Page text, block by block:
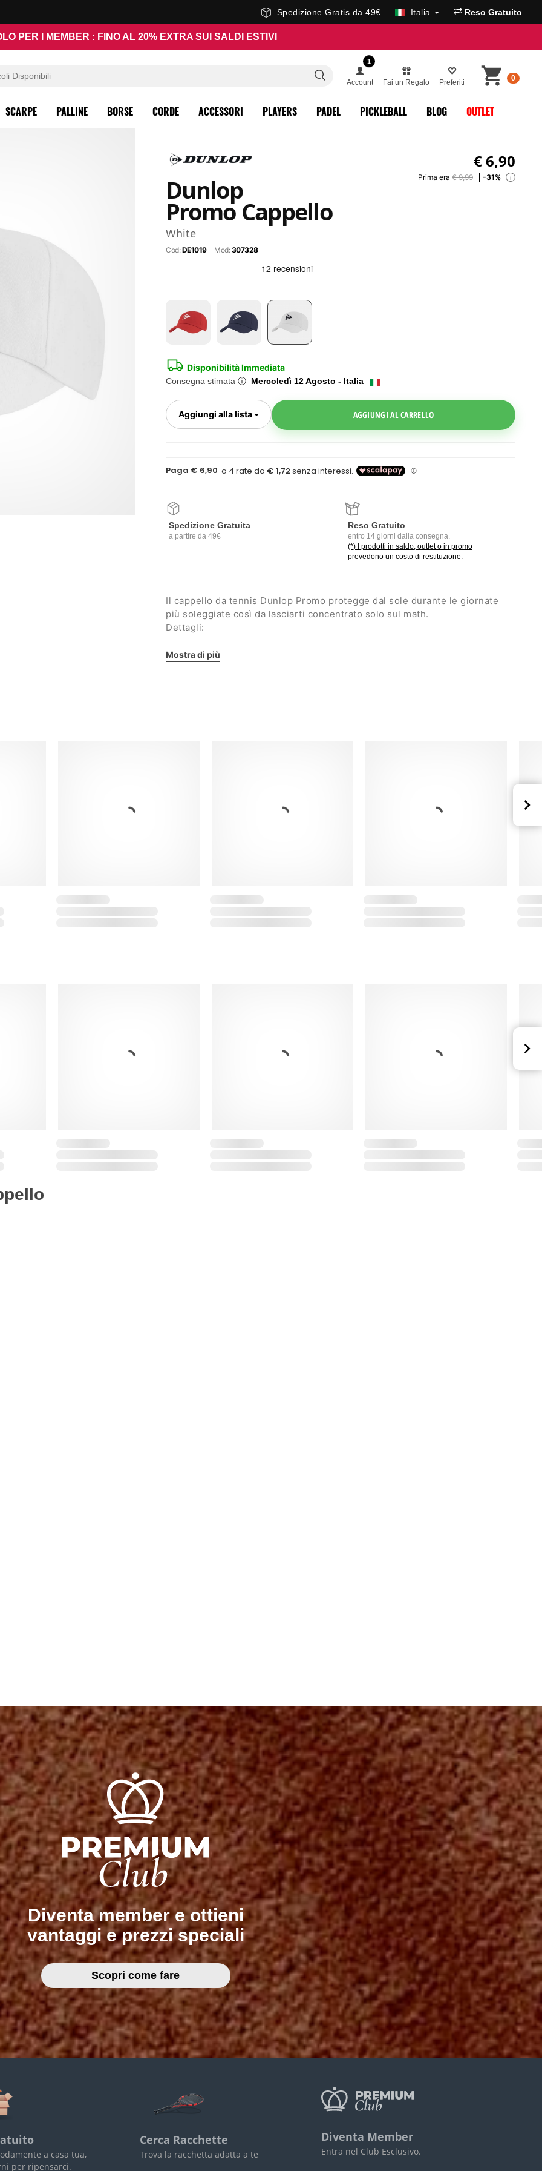
Spedizione Gratis da 49€ Italia Reso Gratuito
PER I MEMBER : FINO AL 20% EXTRA SUI SALDI ESTIVI
1
Account Fai un Regalo Preferiti 0
SCARPE PALLINE BORSE CORDE ACCESSORI PLAYERS PADEL PICKLEBALL BLOG OUTLET
Dunlop
Promo Cappello
White
Cod:DE1019Mod:307328
€6,90
Prima era € 9,99 -31% i
Disponibilità Immediata
Consegna stimata ⓘ Mercoledì 12 Agosto - Italia
Aggiungi alla lista Toggle Dropdown AGGIUNGI AL CARRELLO
Paga € 6,90
Spedizione Gratuita
a partire da 49€
Reso Gratuito
entro 14 giorni dalla consegna.
(*) I prodotti in saldo, outlet o in promo
prevedono un costo di restituzione.
Il cappello da tennis Dunlop Promo protegge dal sole durante le giornate
più soleggiate così da lasciarti concentrato solo sul math.
Dettagli:
Chiusura sul retro regolabile
Mostra di più
Diventa member e ottieni
vantaggi e prezzi speciali
Scopri come fare
a casa tua,
per ripensarci.
Cerca Racchette
Trova la racchetta adatta a te
Diventa Member
Entra nel Club Esclusivo.